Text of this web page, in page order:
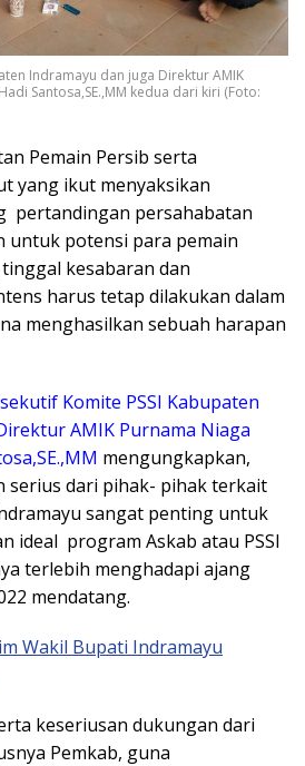
Indramayu dan juga Direktur AMIK
Santosa,SE.,MM kedua dari kiri (Foto:
Pemain Persib serta
yang ikut menyaksikan
pertandingan persahabatan
untuk potensi para pemain
kesabaran dan
harus tetap dilakukan dalam
menghasilkan sebuah harapan
Komite PSSI Kabupaten
AMIK Purnama Niaga
mengungkapkan,
serius dari pihak- pihak terkait
sangat penting untuk
ideal program Askab atau PSSI
terlebih menghadapi ajang
mendatang.
Wakil Bupati Indramayu
keseriusan dukungan dari
Pemkab, guna